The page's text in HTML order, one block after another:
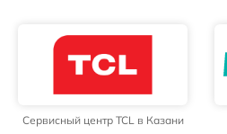
Сервисный центр TCL в Казани